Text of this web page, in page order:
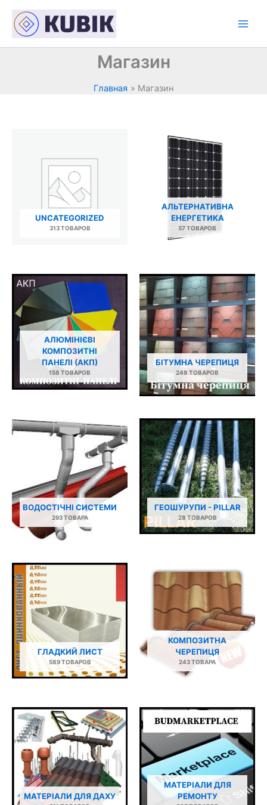
содержимому
Магазин
Главная Магазин
UNCATEGORIZED
313 ТОВАРОВ
АЛЬТЕРНАТИВНА
ЕНЕРГЕТИКА
57 ТОВАРОВ
АЛЮМІНІЄВІ
КОМПОЗИТНІ
ПАНЕЛІ (АКП)
158 ТОВАРОВ
БІТУМНА ЧЕРЕПИЦЯ
248 ТОВАРОВ
ВОДОСТІЧНІ СИСТЕМИ
293 ТОВАРА
ГЕОШУРУПИ - PILLAR
28 ТОВАРОВ
ГЛАДКИЙ ЛИСТ
589 ТОВАРОВ
КОМПОЗИТНА
ЧЕРЕПИЦЯ
243 ТОВАРА
МАТЕРІАЛИ ДЛЯ ДАХУ
МАТЕРІАЛИ ДЛЯ
РЕМОНТУ